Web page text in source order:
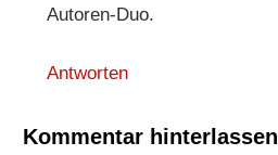
Autoren-Duo.
Antworten
Kommentar hinterlassen